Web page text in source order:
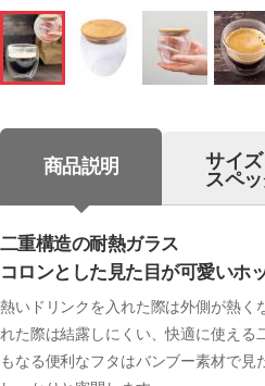
商品説明 サイズ
スペ
二重構造の耐熱ガラス
コロンとした見た目が可愛いホ
熱いドリンクを入れた際は外側が熱く
れた際は結露しにくい、快適に使える
もなる便利なフタはバンブー素材で